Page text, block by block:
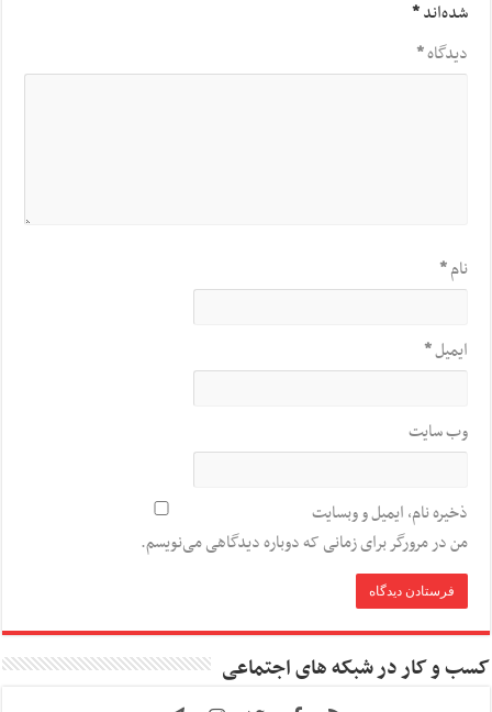
شده‌اند*
دیدگاه*
نام*
ایمیل*
وب‌ سایت
ذخیره نام، ایمیل و وبسایت
من در مرورگر برای زمانی که دوباره دیدگاهی می‌نویسم.
کسب و کار در شبکه های اجتماعی